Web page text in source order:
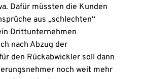
Dafür müssten die Kunden
aus „schlechten“
Drittunternehmen
nach Abzug der
den Rückabwickler soll dann
noch weit mehr